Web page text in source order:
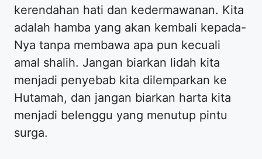
kerendahan hati dan kedermawanan. Kita
adalah hamba yang akan kembali kepada-
Nya tanpa membawa apa pun kecuali
amal shalih. Jangan biarkan lidah kita
menjadi penyebab kita dilemparkan ke
Hutamah, dan jangan biarkan harta kita
menjadi belenggu yang menutup pintu
surga.